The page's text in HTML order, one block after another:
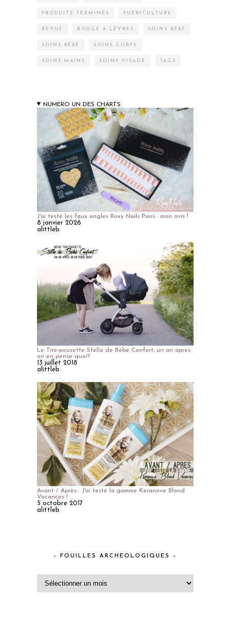
PRODUITS TERMINÉS PUÉRICULTURE
REVUE ROUGE À LÈVRES SOINS BÉBÉ
SOINS BÉBÉ SOINS CORPS
SOINS MAINS SOINS VISAGE TAGS
NUMERO UN DES CHARTS
J'ai testé les faux ongles Roxy Nails Paris : mon avis !
8 janvier 2026
alittleb
Le Trio-pousette Stella de Bébé Confort, un an après
on en pense quoi?
13 juillet 2018
alittleb
Avant / Après : J'ai testé la gamme Keranove Blond
Vacances !
5 octobre 2017
alittleb
– FOUILLES ARCHEOLOGIQUES –